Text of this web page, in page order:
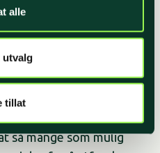
alle
utvalg
tillat
nettsiden vil gå til
teknisk vedlikehold.
av annonser.
utgaven av
verktøy for alle i
så mange som mulig